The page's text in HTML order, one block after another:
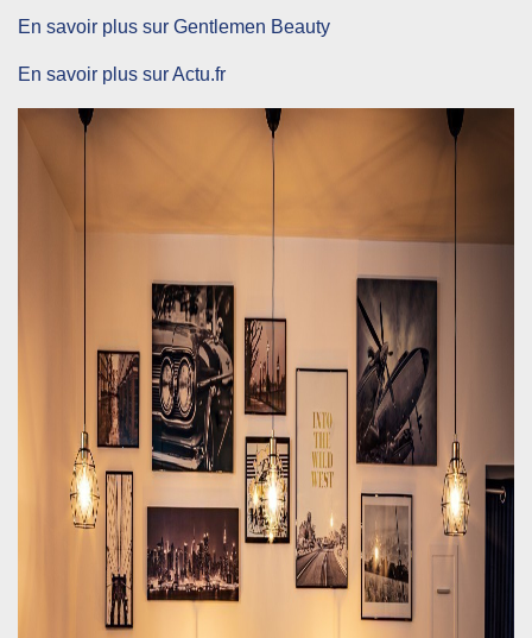
En savoir plus sur Gentlemen Beauty
En savoir plus sur Actu.fr